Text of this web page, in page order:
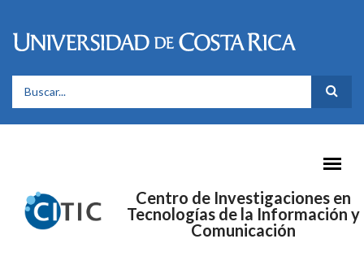
FORMULARIO DE BÚSQUEDA
Centro de Investigaciones en
Tecnologías de la Información y
Comunicación